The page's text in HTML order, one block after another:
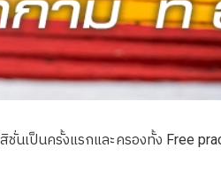
เป็นครั้งแรกและครองทั้ง Free